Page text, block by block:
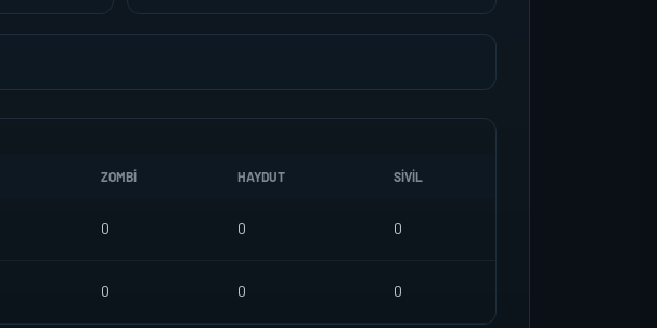
ZOMBI HAYDUT SIVIL
0 0 0
0 0 0